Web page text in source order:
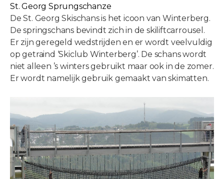
St. Georg Sprungschanze
De St. Georg Skischans is het icoon van Winterberg.
De springschans bevindt zich in de skiliftcarrousel.
Er zijn geregeld wedstrijden en er wordt veelvuldig
op getraind ‘Skiclub Winterberg’. De schans wordt
niet alleen ’s winters gebruikt maar ook in de zomer.
Er wordt namelijk gebruik gemaakt van skimatten.